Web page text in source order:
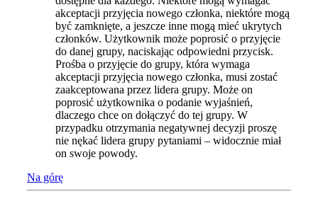
akceptacji przyjęcia nowego członka, niektóre mogą
być zamknięte, a jeszcze inne mogą mieć ukrytych
członków. Użytkownik może poprosić o przyjęcie
do danej grupy, naciskając odpowiedni przycisk.
Prośba o przyjęcie do grupy, która wymaga
akceptacji przyjęcia nowego członka, musi zostać
zaakceptowana przez lidera grupy. Może on
poprosić użytkownika o podanie wyjaśnień,
dlaczego chce on dołączyć do tej grupy. W
przypadku otrzymania negatywnej decyzji proszę
nie nękać lidera grupy pytaniami – widocznie miał
on swoje powody.
Na górę